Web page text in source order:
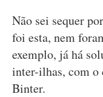
Não sei sequer
foi esta, nem
exemplo, já há
inter-ilhas, com o
Binter.